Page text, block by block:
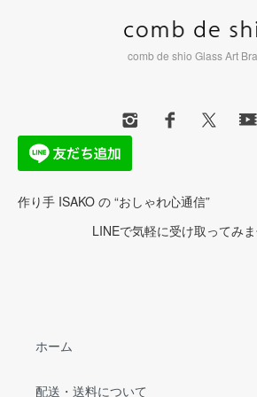
comb de shio Glass Art
作り手 ISAKO の “おしゃれ心通信”
LINEで気軽に受け取ってみ
ホーム
配送・送料について